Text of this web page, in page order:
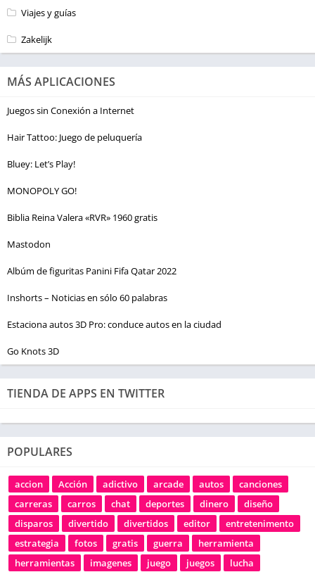
Viajes y guías
Zakelijk
MÁS APLICACIONES
Juegos sin Conexión a Internet
Hair Tattoo: Juego de peluquería
Bluey: Let’s Play!
MONOPOLY GO!
Biblia Reina Valera «RVR» 1960 gratis
Mastodon
Albúm de figuritas Panini Fifa Qatar 2022
Inshorts – Noticias en sólo 60 palabras
Estaciona autos 3D Pro: conduce autos en la ciudad
Go Knots 3D
TIENDA DE APPS EN TWITTER
POPULARES
accion Acción adictivo arcade autos
canciones
carreras
carros chat deportes dinero
diseño
disparos
divertido divertidos editor
entretenimento
estrategia
fotos gratis guerra
herramienta
herramientas
imagenes juego juegos lucha